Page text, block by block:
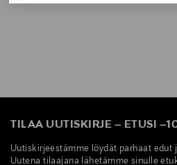
TILAA UUTISKIRJE – ETUSI –
Uutiskirjeestämme löydät parhaat edut
Uutena tilaajana lähetämme sinulle